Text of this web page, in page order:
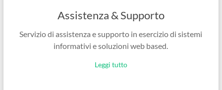
Assistenza & Supporto
Servizio di assistenza e supporto in esercizio di sistemi
informativi e soluzioni web based.
Leggi tutto